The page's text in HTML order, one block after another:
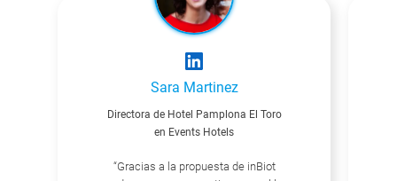
Sara Martinez
Directora de Hotel Pamplona El Toro
en Events Hotels
“Gracias a la propuesta de inBiot